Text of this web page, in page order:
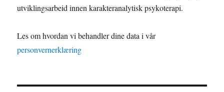
utviklingsarbeid innen karakteranalytisk psykoterapi.
Les om hvordan vi behandler dine data i vår
personvernerklæring